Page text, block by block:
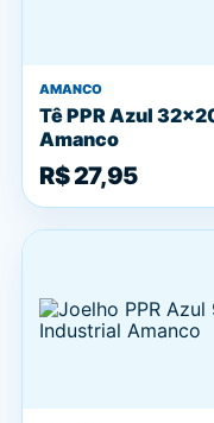
AMANCO
Tê PPR Azul
Amanco
R$ 27,95